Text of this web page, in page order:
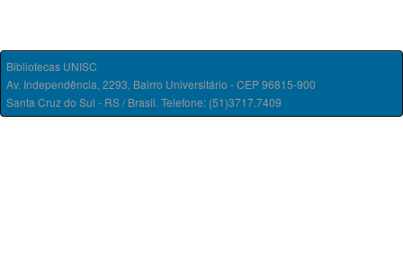
Bibliotecas UNISC
Av. Independência, 2293, Bairro Universitário - CEP 96815-900
Santa Cruz do Sul - RS / Brasil. Telefone: (51)3717.7409